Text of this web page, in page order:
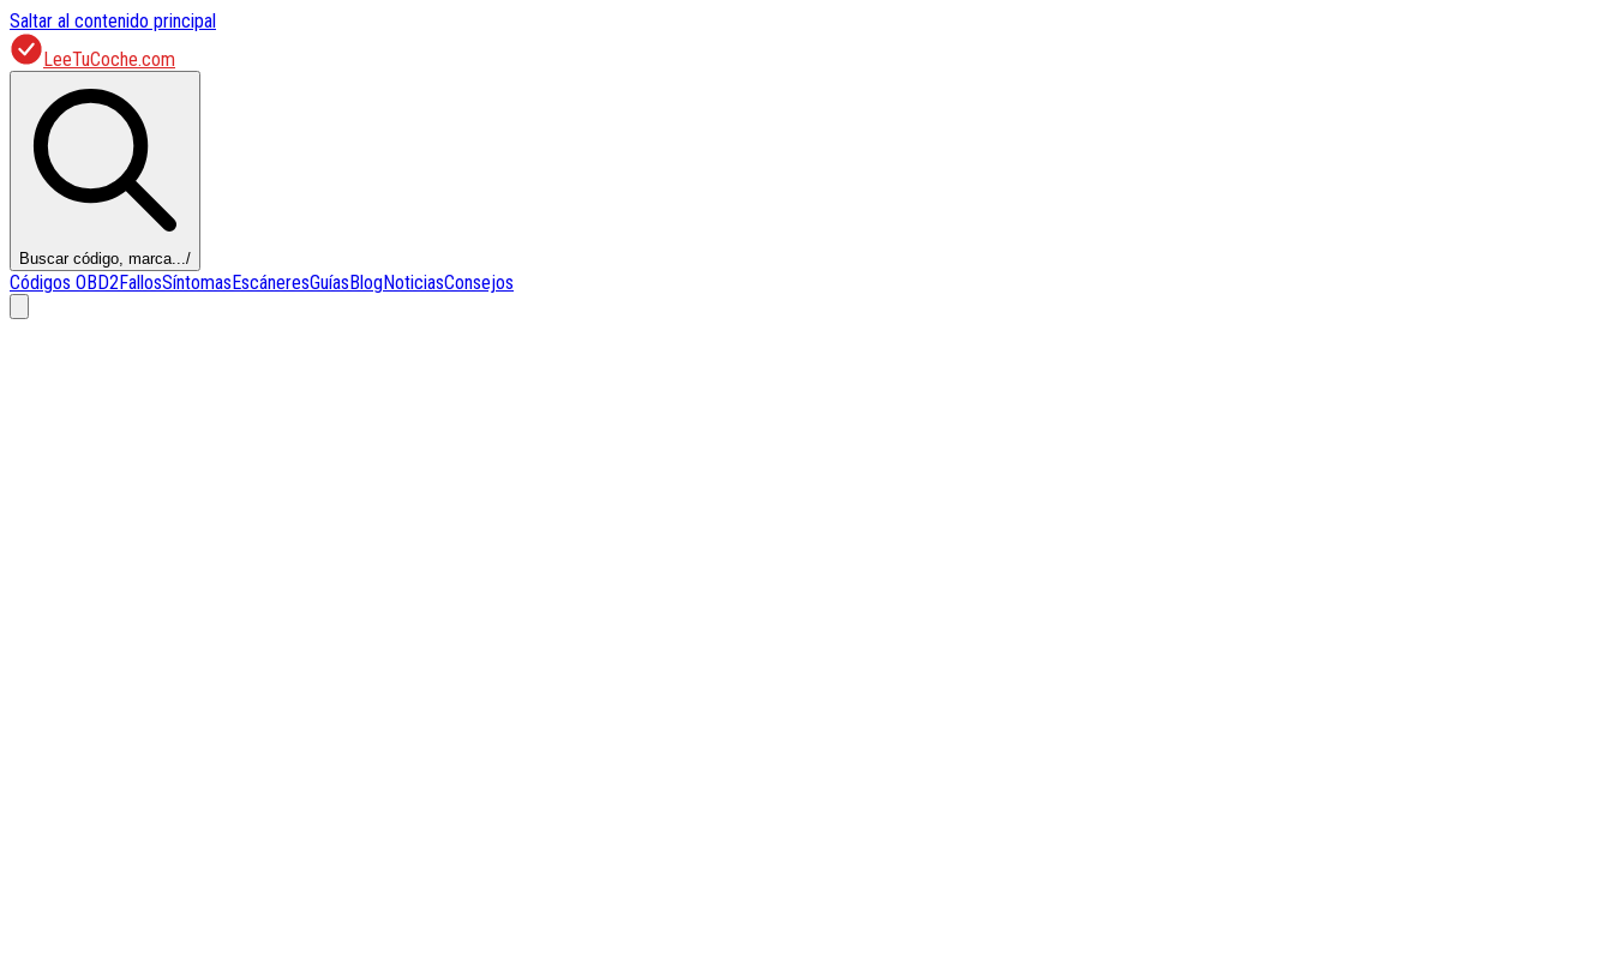
Saltar al contenido principal
LeeTuCoche.com
Buscar código, marca.../
Códigos OBD2FallosSíntomasEscáneresGuíasBlogNoticiasConsejos